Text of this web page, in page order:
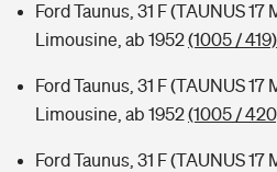
Ford Taunus, 31 F (TAUNUS 17
Limousine, ab 1952(1005 / 419)
Ford Taunus, 31 F (TAUNUS 17
Limousine, ab 1952(1005 /
Ford Taunus, 31 F (TAUNUS 17